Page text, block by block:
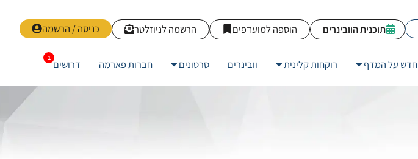
כניסה / הרשמה הרשמה לניוזלטר הוספה למועדפים תוכנית הוובינרים
חדש על המדף רוקחות קלינית וובינרים סרטונים חברות פארמה דרושים